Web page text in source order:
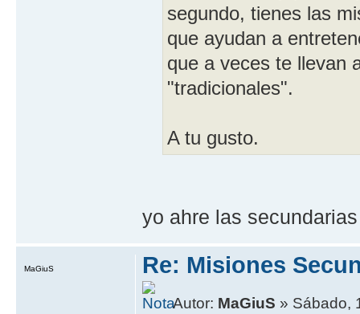
segundo, tienes las
que ayudan a
que a veces te llevan
"tradicionales".
A tu gusto.
yo ahre las
Re: Misiones
Autor: MaGiuS » Sábado,
MaGiuS